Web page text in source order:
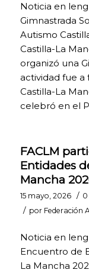
Noticia en
Gimnastrada
Autismo
Castilla-La
organizó una
actividad fue a
Castilla-La
celebró en el
FACLM
Entidades
Mancha
15 mayo, 2026 / 0
/ por Federación
Noticia en
Encuentro de
La Mancha
Las cookies de
análisis nos
permiten
estudiar la
navegación de
los usuarios de
web en general
(por ejemplo,
qué secciones
usan más y si
funcionan
correctamente,
etc.). A partir de
la información
estadística sobre
la navegación en
web, podemos
mejorar tanto el
propio